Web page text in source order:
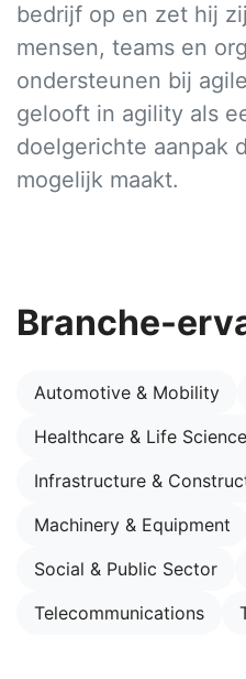
bedrijf op en zet hij
mensen, teams en
ondersteunen bij
gelooft in agility als
doelgerichte aanpak
mogelijk maakt.
Branche-
Automotive & Mobility
Healthcare & Life
Infrastructure &
Machinery & Equipment
Social & Public Sector
Telecommunications